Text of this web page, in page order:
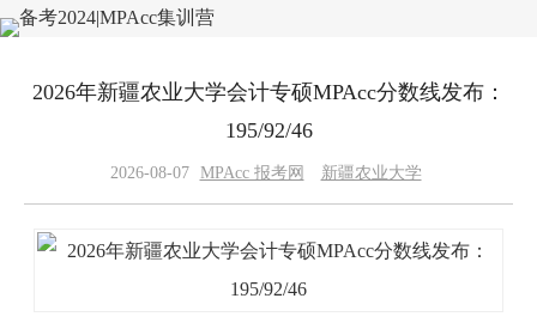
2026年新疆农业大学会计专硕MPAcc分数线发布：
195/92/46
2026-08-07 MPAcc 报考网 新疆农业大学